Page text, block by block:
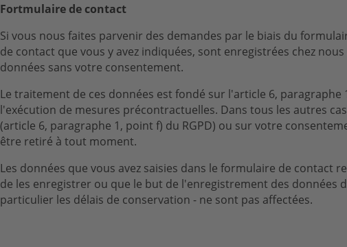
Fortmulaire de contact
Si vous nous faites parvenir des demandes par le biais du
de contact que vous y avez indiquées, sont enregistrées chez
données sans votre consentement.
Le traitement de ces données est fondé sur l'article 6,
l'exécution de mesures précontractuelles. Dans tous les autres
(article 6, paragraphe 1, point f) du RGPD) ou sur votre
être retiré à tout moment.
Les données que vous avez saisies dans le formulaire de
de les enregistrer ou que le but de l'enregistrement des données
particulier les délais de conservation - ne sont pas affectées.